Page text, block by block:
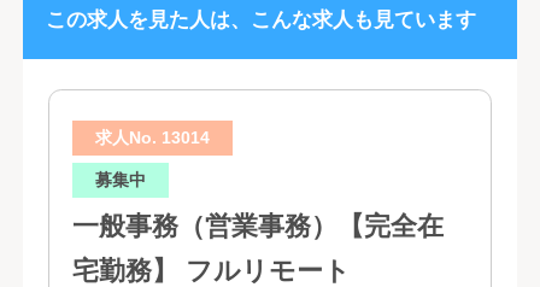
この求人を見た人は、こんな求人も見ています
求人No. 13014
募集中
一般事務（営業事務）【完全在
宅勤務】 フルリモート